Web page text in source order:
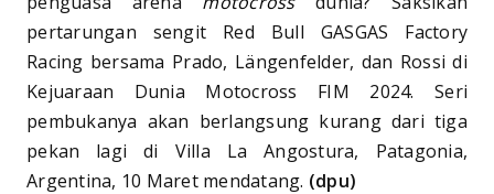
pertarungan sengit Red Bull GASGAS Factory
Racing bersama Prado, Längenfelder, dan Rossi di
Kejuaraan Dunia Motocross FIM 2024. Seri
pembukanya akan berlangsung kurang dari tiga
pekan lagi di Villa La Angostura, Patagonia,
Argentina, 10 Maret mendatang. (dpu)